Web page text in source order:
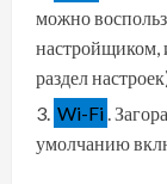
можно
настройщиком,
раздел
Wi-Fi .
умолчанию